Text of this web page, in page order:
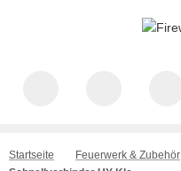
Startseite Feuerwerk & Zubehör